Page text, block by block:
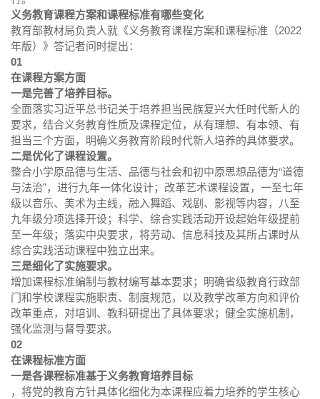
义务教育课程方案和课程标准有哪些变化
教育部教材局负责人就《义务教育课程方案和课程标准（2022
年版）》答记者问时提出：
01
在课程方案方面
一是完善了培养目标。
全面落实习近平总书记关于培养担当民族复兴大任时代新人的
要求，结合义务教育性质及课程定位，从有理想、有本领、有
担当三个方面，明确义务教育阶段时代新人培养的具体要求。
二是优化了课程设置。
整合小学原品德与生活、品德与社会和初中原思想品德为“道德
与法治”，进行九年一体化设计；改革艺术课程设置，一至七年
级以音乐、美术为主线，融入舞蹈、戏剧、影视等内容，八至
九年级分项选择开设；科学、综合实践活动开设起始年级提前
至一年级；落实中央要求，将劳动、信息科技及其所占课时从
综合实践活动课程中独立出来。
三是细化了实施要求。
增加课程标准编制与教材编写基本要求；明确省级教育行政部
门和学校课程实施职责、制度规范，以及教学改革方向和评价
改革重点，对培训、教科研提出了具体要求；健全实施机制，
强化监测与督导要求。
02
在课程标准方面
一是各课程标准基于义务教育培养目标
，将党的教育方针具体化细化为本课程应着力培养的学生核心